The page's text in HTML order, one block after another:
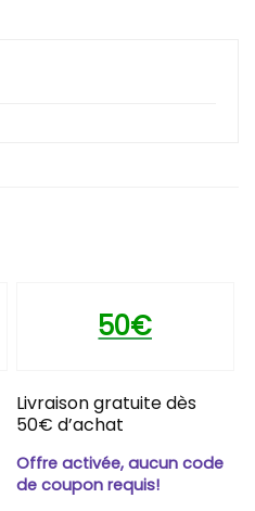
50€
Livraison gratuite dès
50€ d’achat
Offre activée, aucun code
de coupon requis!